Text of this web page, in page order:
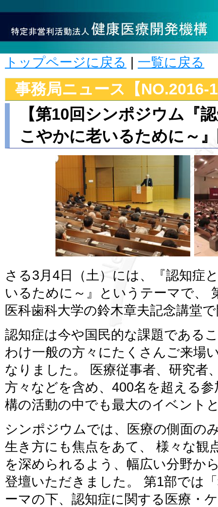
トップページに戻る 一覧に戻る
事務局ニュース【NO.2016-
【第10回シンポジウム『
こやかに老いるために～
さる3月4日（土）には、『認知症
いるために～』というテーマで、
医科歯科大学の鈴木章夫記念講堂
認知症は今や国民的な課題である
わけ一般の方々にたくさんご来場
なりました。 医療従事者、研究者
方々などを含め、400名を超える
構の活動の中でも最大のイベント
シンポジウムでは、医療の側面の
生き方にも焦点をあて、 様々な観
を深められるよう、幅広い分野か
登壇いただきました。 第1部では
ーマの下、認知症に関する医療・